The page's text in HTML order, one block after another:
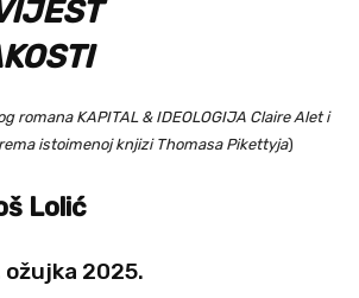
romana KAPITAL & IDEOLOGIJA Claire Alet i
istoimenoj knjizi Thomasa Pikettyja)
Lolić
2025.